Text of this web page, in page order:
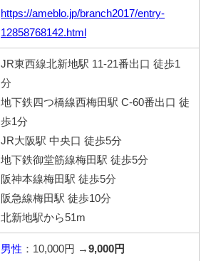
https://ameblo.jp/branch2017/entry-
12858768142.html
JR東西線北新地駅 11-21番出口 徒歩1
分
地下鉄四つ橋線西梅田駅 C-60番出口 徒
歩1分
JR大阪駅 中央口 徒歩5分
地下鉄御堂筋線梅田駅 徒歩5分
阪神本線梅田駅 徒歩5分
阪急線梅田駅 徒歩10分
北新地駅から51m
男性 ：10,000円 → 9,000円